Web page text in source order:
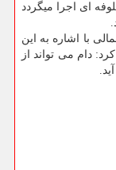
ای اجرا میگردد
با اشاره به این
13 است، تصریح كرد: دام می تواند از